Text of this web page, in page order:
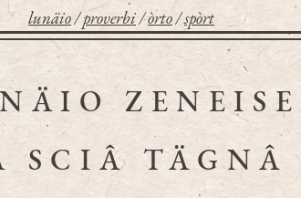
lunäio/proverbi/òrto/spòrt
ZENEISE
SCIÂ TÄGNÂ